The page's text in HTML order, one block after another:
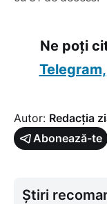
Ne poți
Telegram,
Autor: Redacția
Abonează-te
Știri